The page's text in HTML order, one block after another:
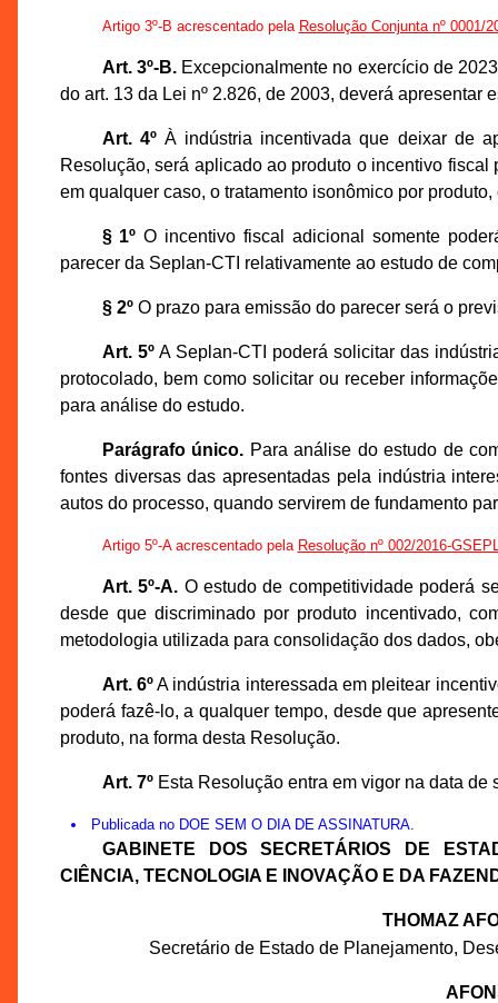
Artigo 3º-B acrescentado pela Resolução Conjunta nº 0001/
Art. 3º-B.Excepcionalmente no exercício de
do art. 13 da Lei nº 2.826, de 2003, deverá apresentar
Art. 4ºÀ indústria incentivada que deixar de
Resolução, será aplicado ao produto o incentivo
em qualquer caso, o tratamento isonômico por
§ 1º O incentivo fiscal adicional somente
parecer da Seplan-CTI relativamente ao estudo de
§ 2ºO prazo para emissão do parecer será o
Art. 5ºA Seplan-CTI poderá solicitar das
protocolado, bem como solicitar ou receber
para análise do estudo.
Parágrafo único. Para análise do estudo de
fontes diversas das apresentadas pela indústria
autos do processo, quando servirem de fundamento
Artigo 5º-A acrescentado pela Resolução nº 002/2016-
Art. 5º-A. O estudo de competitividade poderá
desde que discriminado por produto incentivado,
metodologia utilizada para consolidação dos dados,
Art. 6ºA indústria interessada em pleitear
poderá fazê-lo, a qualquer tempo, desde que
produto, na forma desta Resolução.
Art. 7ºEsta Resolução entra em vigor na data de
Publicada no DOE SEM O DIA DE ASSINATURA.
GABINETE DOS SECRETÁRIOS DE
CIÊNCIA, TECNOLOGIA E INOVAÇÃO E DA
THOMAZ
Secretário de Estado de Planejamento,